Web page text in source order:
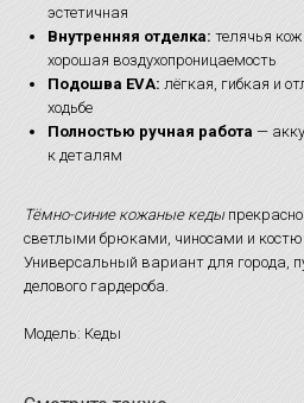
эстетичная
Внутренняя отделка: телячья
хорошая воздухопроницаемость
Подошва EVA: лёгкая, гибкая и
ходьбе
Полностью ручная работа —
к деталям
Тёмно-синие кожаные кеды
светлыми брюками, чиносами и
Универсальный вариант для города,
делового гардероба.
Модель: Кеды